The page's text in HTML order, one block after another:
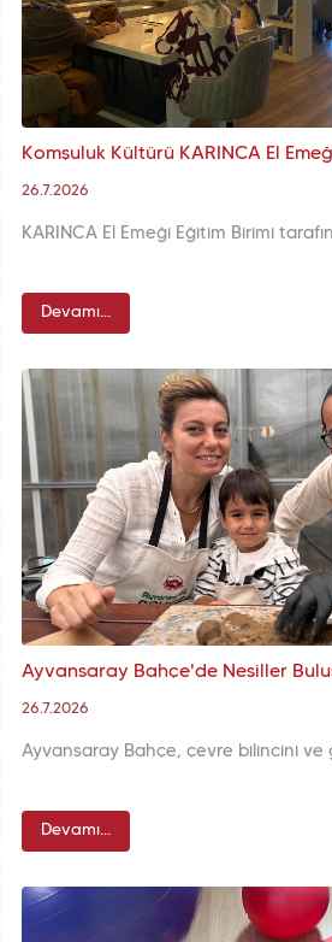
26.7.2026
Devamı...
26.7.2026
Devamı...